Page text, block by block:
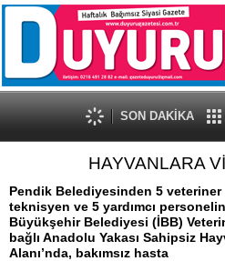
SON DAKİKA
HAYVANLARA
Pendik Belediyesinden 5
teknisyen ve 5 yardımcı
Büyükşehir Belediyesi (İBB)
bağlı Anadolu Yakası Sahipsiz
Alanı’nda, bakımsız hasta